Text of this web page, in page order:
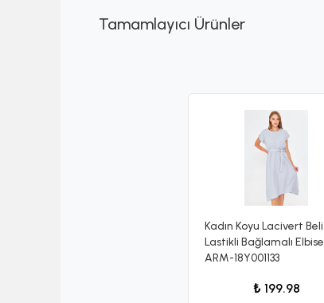
Tamamlayıcı Ürünler
Kadın Koyu Lacivert Beli
Lastikli Bağlamalı Elbise
ARM-18Y001133
₺ 199.98